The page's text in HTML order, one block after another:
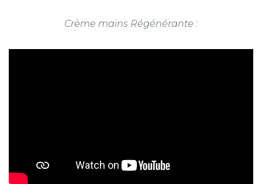
Crème mains Régénérante :